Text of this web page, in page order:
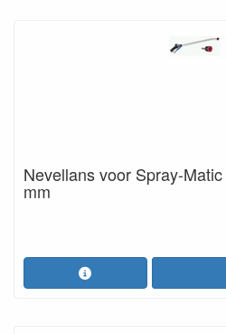
Nevellans voor Spray-
mm